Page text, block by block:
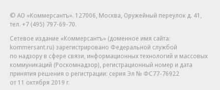
© АО «Коммерсантъ». 127006, Москва, Оружейный переулок д. 41,
тел. +7 (495) 797-69-70.
Сетевое издание «Коммерсантъ» (доменное имя сайта:
kommersant.ru) зарегистрировано Федеральной службой
по надзору в сфере связи, информационных технологий и массовых
коммуникаций (Роскомнадзор), регистрационный номер и дата
принятия решения о регистрации: серия Эл № ФС77-76922
от 11 октября 2019 г.